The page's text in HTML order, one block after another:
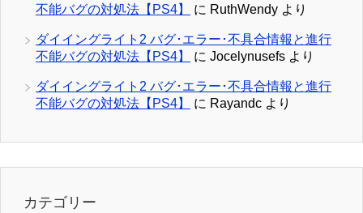
不能バグの対処法【PS4】
に RuthWendy より
ダイイングライト2 バグ･エラー･不具合情報と進行
不能バグの対処法【PS4】
に Jocelynusefs より
ダイイングライト2 バグ･エラー･不具合情報と進行
不能バグの対処法【PS4】
に Rayandc より
カテゴリー